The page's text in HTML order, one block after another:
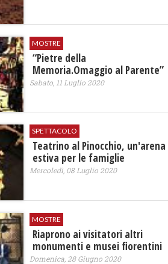
MOSTRE
“Pietre della
Memoria.Omaggio al Parente”
Sabato, 11 Luglio 2020
SPETTACOLO
Teatrino al Pinocchio, un'arena
estiva per le famiglie
Mercoledì, 08 Luglio 2020
MOSTRE
Riaprono ai visitatori altri
monumenti e musei fiorentini
Domenica, 28 Giugno 2020